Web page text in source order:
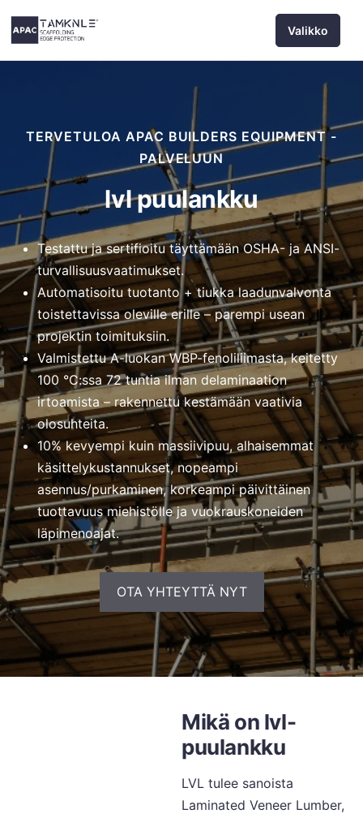
sisältöön
Valikko
TERVETULOA APAC BUILDERS EQUIPMENT -
PALVELUUN
lvl puulankku
Testattu ja sertifioitu täyttämään OSHA- ja ANSI-
turvallisuusvaatimukset.
Automatisoitu tuotanto + tiukka laadunvalvonta
toistettavissa oleville erille – parempi usean
projektin toimituksiin.
Valmistettu A-luokan WBP-fenoliliimasta, keitetty
100 °C:ssa 72 tuntia ilman delaminaation
irtoamista – rakennettu kestämään vaativia
olosuhteita.
10% kevyempi kuin massiivipuu, alhaisemmat
käsittelykustannukset, nopeampi
asennus/purkaminen, korkeampi päivittäinen
tuottavuus miehistölle ja vuokrauskoneiden
läpimenoajat.
OTA YHTEYTTÄ NYT
Mikä on lvl-
puulankku
LVL tulee sanoista
Laminated Veneer Lumber,